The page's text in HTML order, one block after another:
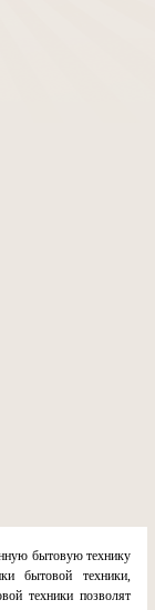
бытовую технику
бытовой техники,
техники позволят